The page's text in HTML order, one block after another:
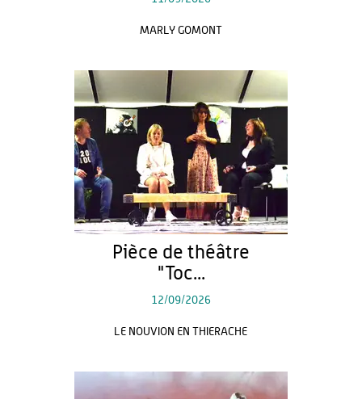
MARLY GOMONT
Pièce de théâtre
"Toc...
12/09/2026
LE NOUVION EN THIERACHE